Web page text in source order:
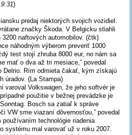
)
predaj niektorých svojich vozidiel.
značky Škoda. V Belgicku stiahli
naftových automobilov. (čtk)
náhodným výberom preveriť 1000
test stojí zhruba 8000 eur, no nám sa
mať o dva až tri mesiace,” povedal
Delrio. Rím odmieta čakať, kým získajú
úradov. (La Stampa)
varoval Volkswagen, že jeho softvér je
použitie v bežnej prevádzke je
Bosch sa zatiaľ k správe
VW sme viazaní dôvernosťou,” povedal
používaním technológie riadenia
systému mal varovať už v roku 2007.